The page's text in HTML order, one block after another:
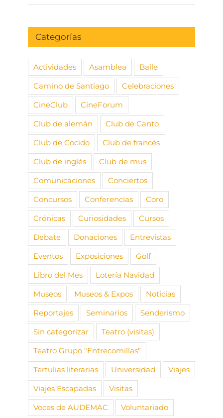
Categorías
Actividades Asamblea
Baile
Camino de Santiago
Celebraciones
CineClub
CineForum
Club de alemán
Club de Canto
Club de Cocido
Club de francés
Club de inglés
Club de mus
Comunicaciones
Conciertos
Concursos
Conferencias
Coro
Crónicas
Curiosidades
Cursos
Debate
Donaciones
Entrevistas
Eventos
Exposiciones
Golf
Libro del Mes
Lotería Navidad
Museos
Museos & Expos
Noticias
Reportajes
Seminarios
Senderismo
Sin categorizar
Teatro (visitas)
Teatro Grupo "Entrecomillas"
Tertulias literarias
Universidad
Viajes
Viajes Escapadas
Visitas
Voces de AUDEMAC
Voluntariado